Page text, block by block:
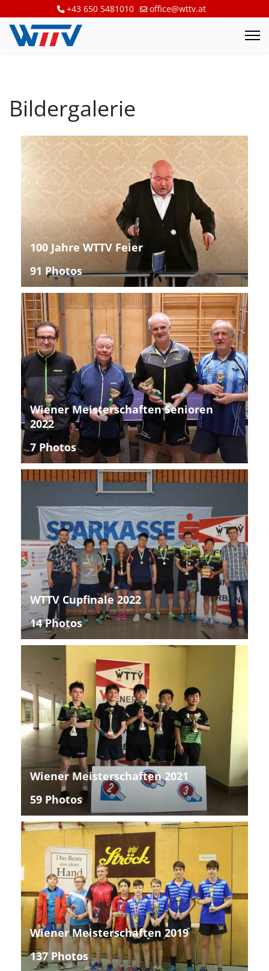
+43 650 5481010 office@wttv.at
Bildergalerie
100 Jahre WTTV Feier
91 Photos
Wiener Meisterschaften Senioren
2022
7 Photos
WTTV Cupfinale 2022
14 Photos
Wiener Meisterschaften 2021
59 Photos
Wiener Meisterschaften 2019
137 Photos